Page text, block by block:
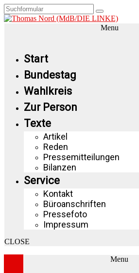
Menu
Start
Bundestag
Wahlkreis
Zur Person
Texte
Artikel
Reden
Pressemitteilungen
Bilanzen
Service
Kontakt
Büroanschriften
Pressefoto
Impressum
CLOSE
Menu